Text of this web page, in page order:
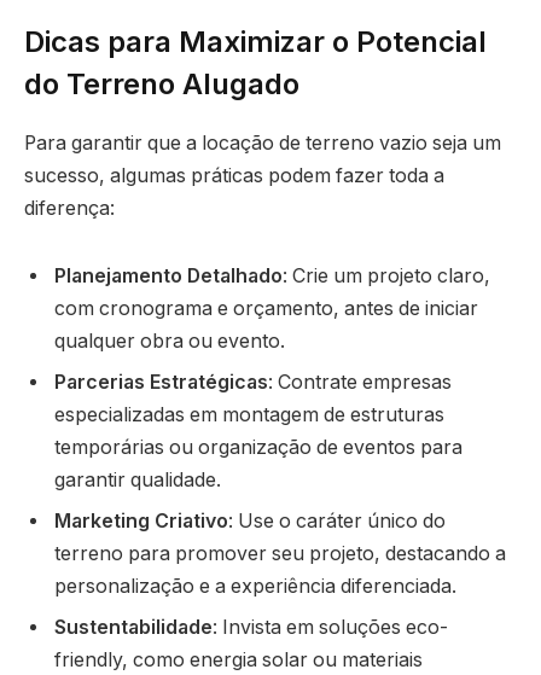
Dicas para Maximizar o Potencial
do Terreno Alugado
Para garantir que a locação de terreno vazio seja um
sucesso, algumas práticas podem fazer toda a
diferença:
Planejamento Detalhado: Crie um projeto claro,
com cronograma e orçamento, antes de iniciar
qualquer obra ou evento.
Parcerias Estratégicas: Contrate empresas
especializadas em montagem de estruturas
temporárias ou organização de eventos para
garantir qualidade.
Marketing Criativo: Use o caráter único do
terreno para promover seu projeto, destacando a
personalização e a experiência diferenciada.
Sustentabilidade: Invista em soluções eco-
friendly, como energia solar ou materiais